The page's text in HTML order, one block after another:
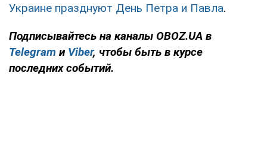
Украине празднуют День Петра и Павла.
Подписывайтесь на каналы OBOZ.UA в
Telegram и Viber, чтобы быть в курсе
последних событий.